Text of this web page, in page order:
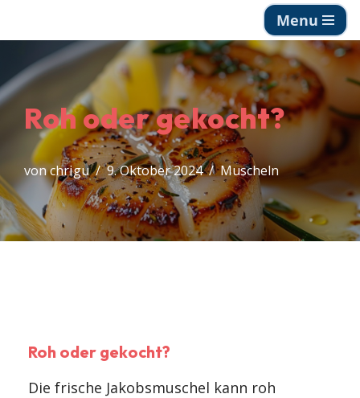
Zum
Inhalt
springen
Menu
Roh oder gekocht?
vonchrigu 9. Oktober 2024 Muscheln
Roh oder gekocht?
Die frische Jakobsmuschel kann roh